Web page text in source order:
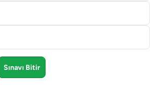
Sınavı Bitir